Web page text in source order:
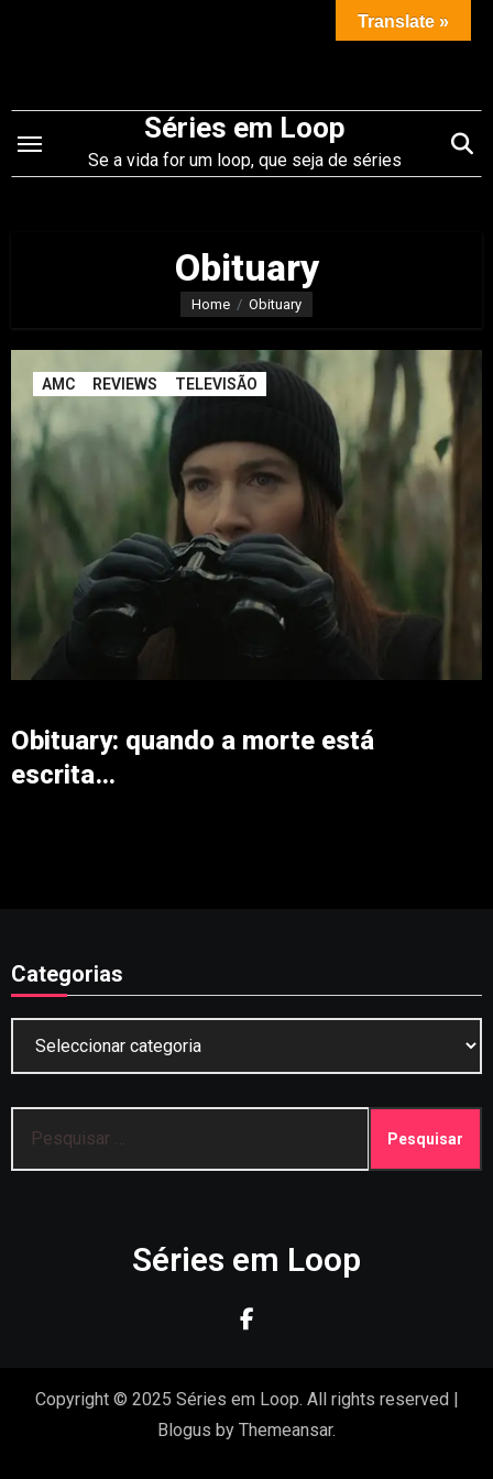
conteúdo
Séries em Loop
Se a vida for um loop, que seja de séries
Obituary
Home Obituary
AMC REVIEWS TELEVISÃO
Obituary: quando a morte está
escrita…
Categorias
por:
Séries em Loop
Copyright © 2025 Séries em Loop. All rights reserved |
Blogus by Themeansar.
Translate »